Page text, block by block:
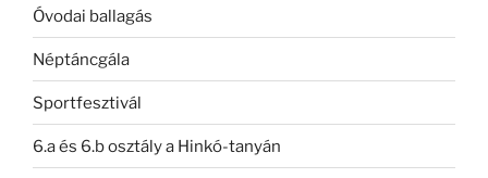
Óvodai ballagás
Néptáncgála
Sportfesztivál
6.a és 6.b osztály a Hinkó-tanyán